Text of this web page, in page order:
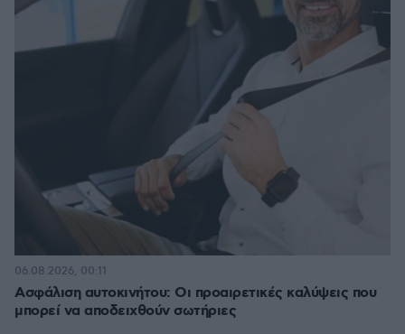
Ασφάλιση αυτοκινήτου: Οι προαιρετικές καλύψεις που
μπορεί να αποδειχθούν σωτήριες
06.08.2026, 00:11